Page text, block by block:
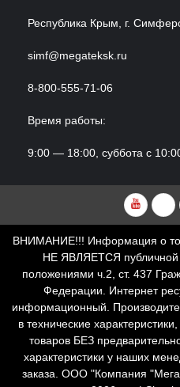
Республика Крым, г.
simf@megateksk.ru
8-800-555-71-06
Время работы:
9:00 — 18:00, суббота с
ВНИМАНИЕ!!! Информация о
НЕ ЯВЛЯЕТСЯ
положениями ч.2, ст. 437
Федерации. Интернет
информационный.
в технические
товаров БЕЗ
характеристики у наших
заказа. ООО "Компания